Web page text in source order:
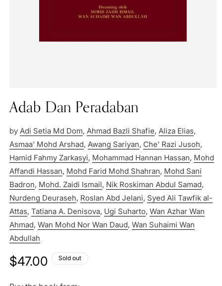
Adab Dan Peradaban
by Adi Setia Md Dom, Ahmad Bazli Shafie, Aliza Elias,
Asmaa' Mohd Arshad, Awang Sariyan, Che' Razi Jusoh,
Hamid Fahmy Zarkasyi, Mohammad Hannan Hassan, Mohd
Affandi Hassan, Mohd Farid Mohd Shahran, Mohd Sani
Badron, Mohd. Zaidi Ismail, Nik Roskiman Abdul Samad,
Nurdeng Deuraseh, Roslan Abd Jelani, Syed Ali Tawfik al-
Attas, Tatiana A. Denisova, Ugi Suharto, Wan Azhar Wan
Ahmad, Wan Mohd Nor Wan Daud, Wan Suhaimi Wan
Abdullah
Regular
$47.00 Sold out